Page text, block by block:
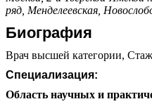
ряд, Менделеевская,
Биография
Врач высшей категории,
Специализация:
Область научных и